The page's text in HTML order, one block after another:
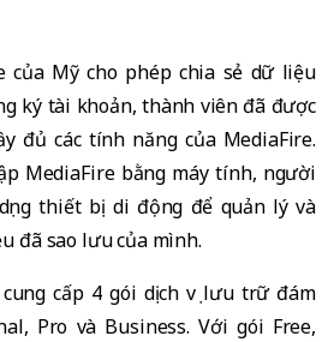
của Mỹ cho phép chia sẻ dữ liệu
ký tài khoản, thành viên đã được
đủ các tính năng của MediaFire.
MediaFire bằng máy tính, người
thiết bị di động để quản lý và
đã sao lưu của mình.
cấp 4 gói dịch vụ lưu trữ đám
Pro và Business. Với gói Free,